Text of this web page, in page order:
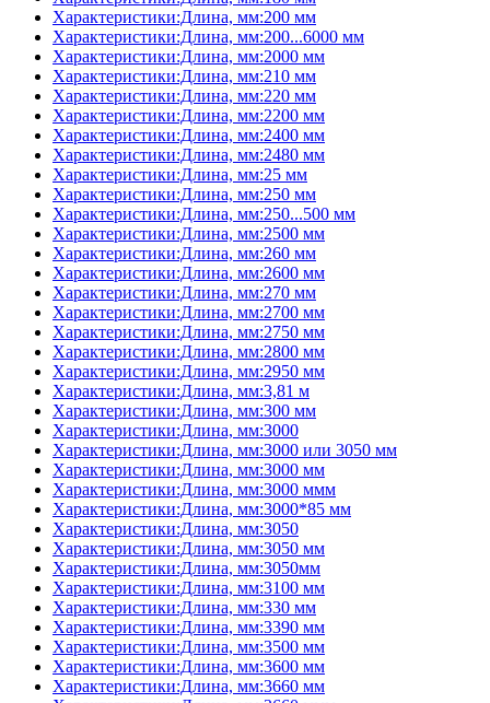
Характеристики:Длина, мм:200 мм
Характеристики:Длина, мм:200...6000 мм
Характеристики:Длина, мм:2000 мм
Характеристики:Длина, мм:210 мм
Характеристики:Длина, мм:220 мм
Характеристики:Длина, мм:2200 мм
Характеристики:Длина, мм:2400 мм
Характеристики:Длина, мм:2480 мм
Характеристики:Длина, мм:25 мм
Характеристики:Длина, мм:250 мм
Характеристики:Длина, мм:250...500 мм
Характеристики:Длина, мм:2500 мм
Характеристики:Длина, мм:260 мм
Характеристики:Длина, мм:2600 мм
Характеристики:Длина, мм:270 мм
Характеристики:Длина, мм:2700 мм
Характеристики:Длина, мм:2750 мм
Характеристики:Длина, мм:2800 мм
Характеристики:Длина, мм:2950 мм
Характеристики:Длина, мм:3,81 м
Характеристики:Длина, мм:300 мм
Характеристики:Длина, мм:3000
Характеристики:Длина, мм:3000 или 3050 мм
Характеристики:Длина, мм:3000 мм
Характеристики:Длина, мм:3000 ммм
Характеристики:Длина, мм:3000*85 мм
Характеристики:Длина, мм:3050
Характеристики:Длина, мм:3050 мм
Характеристики:Длина, мм:3050мм
Характеристики:Длина, мм:3100 мм
Характеристики:Длина, мм:330 мм
Характеристики:Длина, мм:3390 мм
Характеристики:Длина, мм:3500 мм
Характеристики:Длина, мм:3600 мм
Характеристики:Длина, мм:3660 мм